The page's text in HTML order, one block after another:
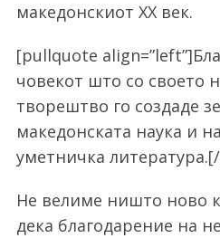
македонскиот XX век.
[pullquote
човекот што со своето
творештво го создаде
македонската наука и
уметничка
Не велиме ништо ново
дека благодарение на